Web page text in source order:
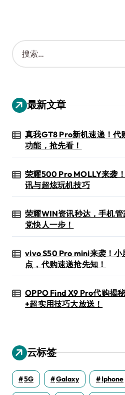
搜
索
：
最新文章
真我GT8 Pro新机速递！代
功能，抢先看！
荣耀500 Pro MOLLY来袭
讯与超炫玩机技巧
荣耀WIN资讯秒达，手机
党快人一步！
vivo S50 Pro mini来袭！小
点，代购速递抢先知！
OPPO Find X9 Pro代购揭
+超实用技巧大放送！
云标签
5G Galaxy Iphone